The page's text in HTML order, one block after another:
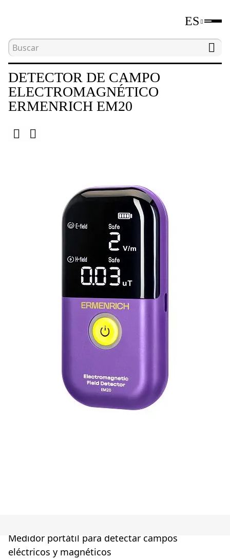
ES
Inicio Detector de
DETECTOR DE CAMPO
ELECTROMAGNÉTICO
ERMENRICH EM20
Medidor portátil para detectar campos
eléctricos y magnéticos